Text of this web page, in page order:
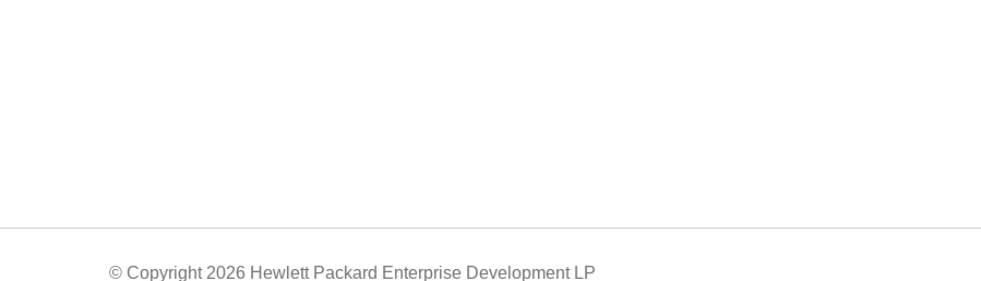
© Copyright 2026 Hewlett Packard Enterprise Development LP